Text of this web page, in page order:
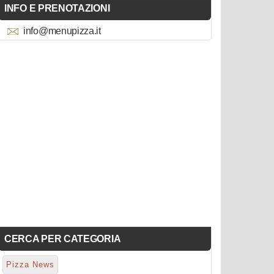
INFO E PRENOTAZIONI
info@menupizza.it
CERCA PER CATEGORIA
Pizza News